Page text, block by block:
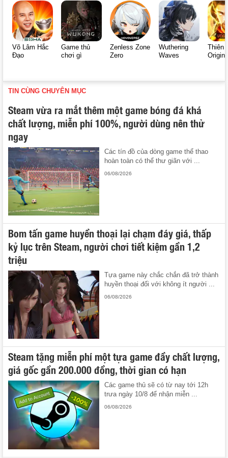
Võ Lâm Hắc
Đạo
Game thủ
chơi gì
Zenless Zone
Zero
Wuthering
Waves
Thiên
Origin
TIN CÙNG CHUYÊN MỤC
Steam vừa ra mắt thêm một game bóng đá khá
chất lượng, miễn phí 100%, người dùng nên thử
ngay
Các tín đồ của dòng game thể thao
hoàn toàn có thể thư giãn với ...
06/08/2026
Bom tấn game huyền thoại lại chạm đáy giá, thấp
kỷ lục trên Steam, người chơi tiết kiệm gần 1,2
triệu
Tựa game này chắc chắn đã trở thành
huyền thoại đối với không ít người ...
06/08/2026
Steam tặng miễn phí một tựa game đầy chất lượng,
giá gốc gần 200.000 đồng, thời gian có hạn
Các game thủ sẽ có từ nay tới 12h
trưa ngày 10/8 để nhận miễn ...
06/08/2026